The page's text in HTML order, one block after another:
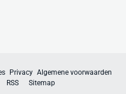
Privacy Algemene voorwaarden
RSS
Sitemap